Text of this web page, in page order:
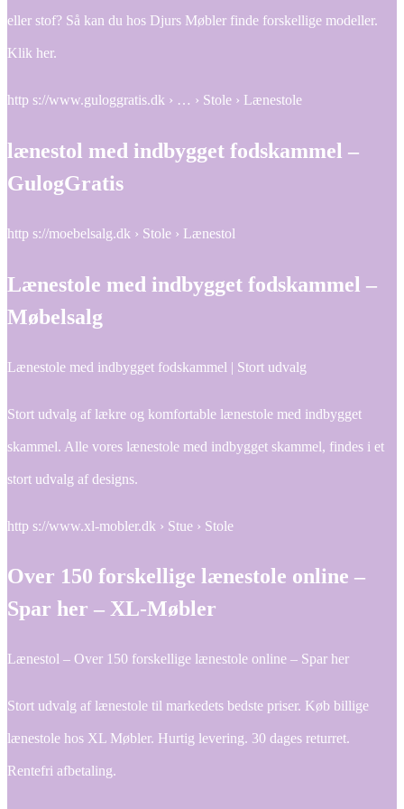
eller stof? Så kan du hos Djurs Møbler finde forskellige modeller.
Klik her.
http s://www.guloggratis.dk › … › Stole › Lænestole
lænestol med indbygget fodskammel –
GulogGratis
http s://moebelsalg.dk › Stole › Lænestol
Lænestole med indbygget fodskammel –
Møbelsalg
Lænestole med indbygget fodskammel | Stort udvalg
Stort udvalg af lækre og komfortable lænestole med indbygget
skammel. Alle vores lænestole med indbygget skammel, findes i et
stort udvalg af designs.
http s://www.xl-mobler.dk › Stue › Stole
Over 150 forskellige lænestole online –
Spar her – XL-Møbler
Lænestol – Over 150 forskellige lænestole online – Spar her
Stort udvalg af lænestole til markedets bedste priser. Køb billige
lænestole hos XL Møbler. Hurtig levering. 30 dages returret.
Rentefri afbetaling.